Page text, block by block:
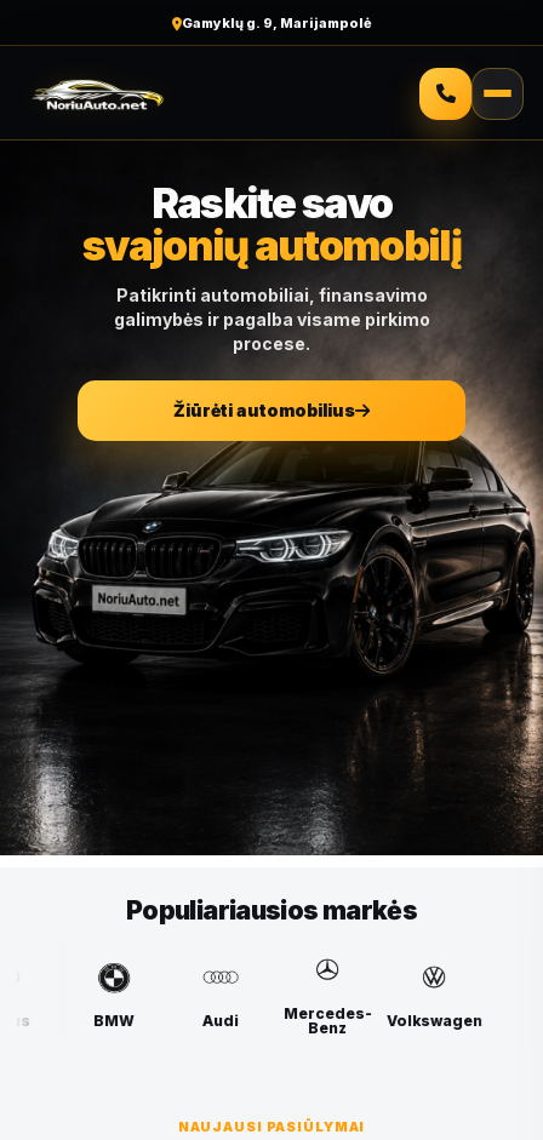
Gamyklų g. 9, Marijampolė
Raskite savo
svajonių automobilį
Patikrinti automobiliai, finansavimo
galimybės ir pagalba visame pirkimo
procese.
Žiūrėti automobilius
Populiariausios markės
Mercedes-
Volkswagen Lexus
NAUJAUSI PASIŪLYMAI